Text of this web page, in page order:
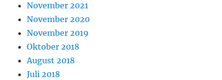
November 2021
November 2020
November 2019
Oktober 2018
August 2018
Juli 2018